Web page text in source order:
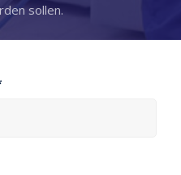
sollen.